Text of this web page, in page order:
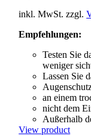
inkl. MwSt. zzgl.
Empfehlungen:
Testen Sie
weniger
Lassen Sie
an einem
nicht dem
Außerhalb
View product